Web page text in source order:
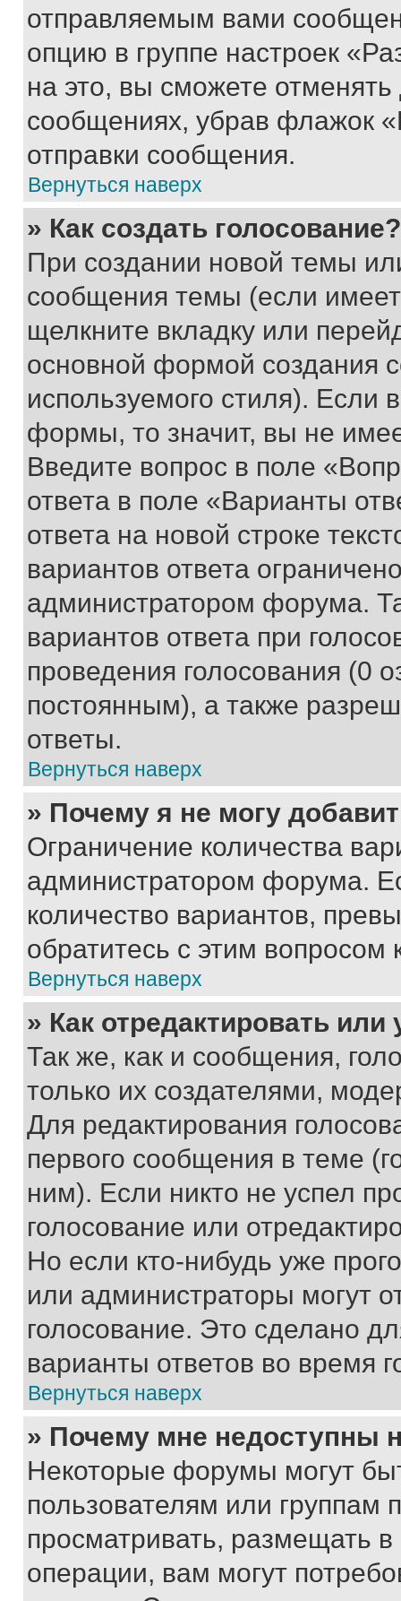
отправляемым вами
опцию в группе настроек
на это, вы сможете
сообщениях, убрав флажок
отправки сообщения.
Вернуться наверх
» Как создать голосование?
При создании новой темы
сообщения темы (если
щелкните вкладку или
основной формой создания
используемого стиля). Если
формы, то значит, вы не
Введите вопрос в поле
ответа в поле «Варианты
ответа на новой строке
вариантов ответа
администратором форума.
вариантов ответа при
проведения голосования (0
постоянным), а также
ответы.
Вернуться наверх
» Почему я не могу
Ограничение количества
администратором форума.
количество вариантов,
обратитесь с этим вопросом
Вернуться наверх
» Как отредактировать
Так же, как и сообщения,
только их создателями,
Для редактирования
первого сообщения в теме
ним). Если никто не успел
голосование или
Но если кто-нибудь уже
или администраторы могут
голосование. Это сделано
варианты ответов во время
Вернуться наверх
» Почему мне недоступны
Некоторые форумы могут
пользователям или группам
просматривать, размещать
операции, вам могут